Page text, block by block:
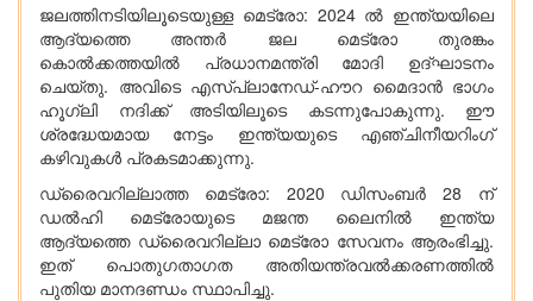
ജലത്തിനടിയിലൂടെയുള്ള മെട്രോ: 2024 ൽ ഇന്ത്യയിലെ
ആദ്യത്തെ അന്തർ ജല മെട്രോ തുരങ്കം
കൊൽക്കത്തയിൽ പ്രധാനമന്ത്രി മോദി ഉദ്ഘാടനം
ചെയ്തു. അവിടെ എസ്പ്ലാനേഡ്-ഹൗറ മൈദാൻ ഭാഗം
ഹൂഗ്ലി നദിക്ക് അടിയിലൂടെ കടന്നുപോകുന്നു. ഈ
ശ്രദ്ധേയമായ നേട്ടം ഇന്ത്യയുടെ എഞ്ചിനീയറിംഗ്
കഴിവുകൾ പ്രകടമാക്കുന്നു.
ഡ്രൈവറില്ലാത്ത മെട്രോ: 2020 ഡിസംബർ 28 ന്
ഡൽഹി മെട്രോയുടെ മജന്ത ലൈനിൽ ഇന്ത്യ
ആദ്യത്തെ ഡ്രൈവറില്ലാ മെട്രോ സേവനം ആരംഭിച്ചു.
ഇത് പൊതുഗതാഗത അതിയന്ത്രവൽക്കരണത്തിൽ
പുതിയ മാനദണ്ഡം സ്ഥാപിച്ചു.